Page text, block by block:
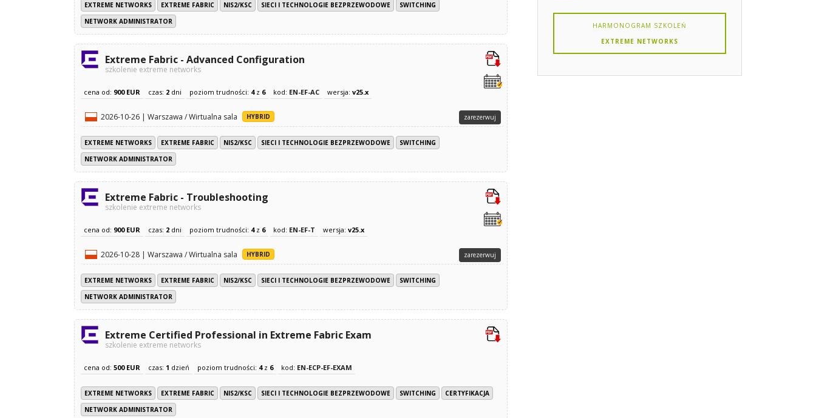
EXTREME NETWORKS EXTREME FABRIC NIS2/KSC SIECI I TECHNOLOGIE BEZPRZEWODOWE
SWITCHING
NETWORK ADMINISTRATOR
Extreme Fabric - Advanced Configuration
szkolenie extreme networks
cena od: 900 EUR czas: 2 dni poziom trudności: 4z 6 kod: EN-EF-AC wersja: v25.x
2026-10-26 | Warszawa / Wirtualna sala HYBRID zarezerwuj
EXTREME NETWORKS EXTREME FABRIC NIS2/KSC SIECI I TECHNOLOGIE BEZPRZEWODOWE
SWITCHING
NETWORK ADMINISTRATOR
Extreme Fabric - Troubleshooting
szkolenie extreme networks
cena od: 900 EUR czas: 2 dni poziom trudności: 4z 6 kod: EN-EF-T wersja: v25.x
2026-10-28 | Warszawa / Wirtualna sala HYBRID zarezerwuj
EXTREME NETWORKS EXTREME FABRIC NIS2/KSC SIECI I TECHNOLOGIE BEZPRZEWODOWE
SWITCHING
NETWORK ADMINISTRATOR
Extreme Certified Professional in Extreme Fabric Exam
szkolenie extreme networks
cena od: 500 EUR czas: 1 dzień poziom trudności: 4z 6 kod: EN-ECP-EF-EXAM
EXTREME NETWORKS EXTREME FABRIC NIS2/KSC SIECI I TECHNOLOGIE BEZPRZEWODOWE SWITCHING
CERTYFIKACJA
NETWORK ADMINISTRATOR
HARMONOGRAM SZKOLEŃ
EXTREME NETWORKS